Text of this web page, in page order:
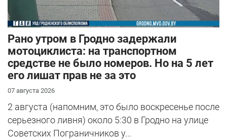
Рано утром в Гродно задержали
мотоциклиста: на транспортном
средстве не было номеров. Но на 5 лет
его лишат прав не за это
07 августа 2026
2 августа (напомним, это было воскресенье после
серьезного ливня) около 5:30 в Гродно на улице
Советских Пограничников у...